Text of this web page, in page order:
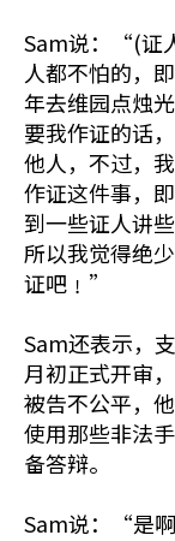
Sam说：“(证
人都不怕的，
年去维园点烛
要我作证的话
他人，不过，
作证这件事，
到一些证人讲
所以我觉得绝
证吧﹗”
Sam还表示，
月初正式开审
被告不公平，
使用那些非法
备答辩。
Sam说：“是